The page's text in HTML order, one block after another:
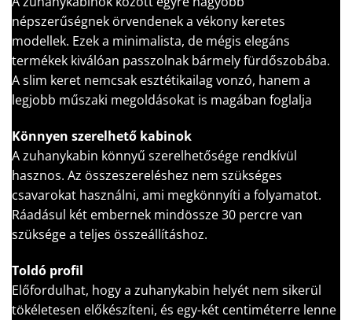
népszerűségnek örvendenek a vékony keretes
modellek. Ezek a minimalista, de mégis elegáns
termékek kiválóan passzolnak bármely fürdőszobába.
A slim keret nemcsak esztétikailag vonzó, hanem a
legjobb műszaki megoldásokat is magában foglalja
Könnyen szerelhető kabinok
A zuhanykabin könnyű szerelhetősége rendkívül
hasznos. Az összeszereléshez nem szükséges
csavarokat használni, ami megkönnyíti a folyamatot.
Ráadásul két embernek mindössze 30 percre van
szüksége a teljes összeállításhoz.
Toldó profil
Előfordulhat, hogy a zuhanykabin helyét nem sikerül
tökéletesen előkészíteni, és egy-két centiméterre lenne